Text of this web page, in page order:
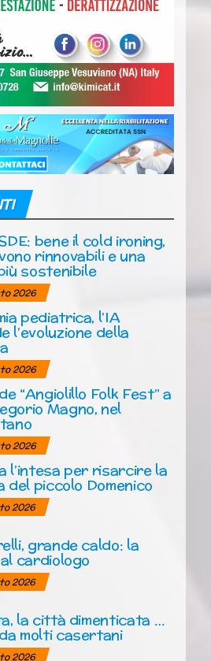
bene il cold ironing,
rinnovabili e una
sostenibile
2026
pediatrica, l’IA
l’evoluzione della
2026
“Angiolillo Folk Fest” a
Magno, nel
2026
l’intesa per risarcire la
del piccolo Domenico
2026
grande caldo: la
cardiologo
2026
la città dimenticata …
molti casertani
2026